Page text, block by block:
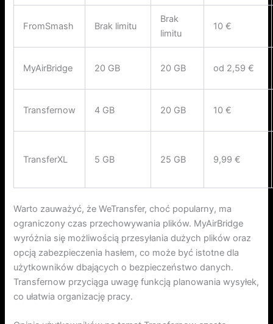
FromSmash Brak limitu
Brak
limitu
10 €
MyAirBridge 20 GB 20 GB od 2,59 €
Transfernow 4 GB 20 GB 10 €
TransferXL 5 GB 25 GB 9,99 €
Warto zauważyć, że WeTransfer, choć popularny, ma
ograniczony czas przechowywania plików. MyAirBridge
wyróżnia się możliwością przesyłania dużych plików oraz
opcją zabezpieczenia hasłem, co może być istotne dla
użytkowników dbających o bezpieczeństwo danych.
Transfernow przyciąga uwagę funkcją planowania wysyłek,
co ułatwia organizację pracy.